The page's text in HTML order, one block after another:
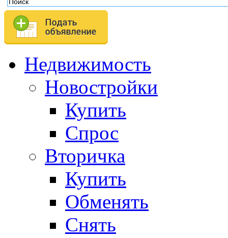
Недвижимость
Новостройки
Купить
Спрос
Вторичка
Купить
Обменять
Снять